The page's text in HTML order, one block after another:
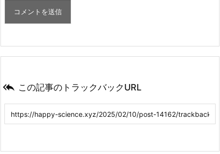
 この記事のトラックバックURL